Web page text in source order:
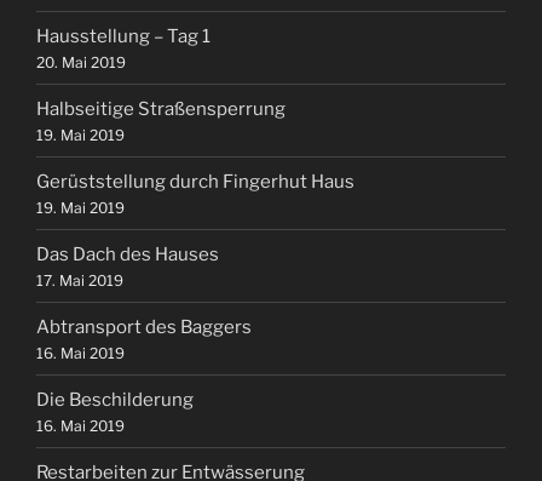
Hausstellung – Tag 1
20. Mai 2019
Halbseitige Straßensperrung
19. Mai 2019
Gerüststellung durch Fingerhut Haus
19. Mai 2019
Das Dach des Hauses
17. Mai 2019
Abtransport des Baggers
16. Mai 2019
Die Beschilderung
16. Mai 2019
Restarbeiten zur Entwässerung